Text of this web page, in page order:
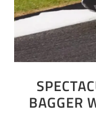
BAGGER